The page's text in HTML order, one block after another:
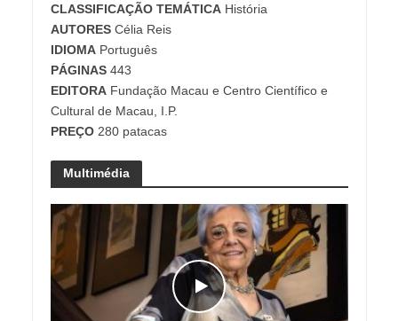
CLASSIFICAÇÃO TEMÁTICAHistória
AUTORESCélia Reis
IDIOMAPortuguês
PÁGINAS443
EDITORAFundação Macau e Centro Científico e
Cultural de Macau, I.P.
PREÇO280 patacas
Multimédia